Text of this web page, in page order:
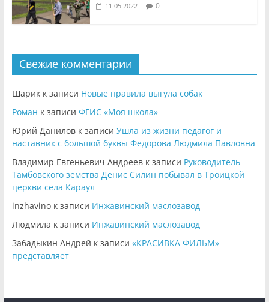
11.05.2022 0
Свежие комментарии
Шарикк записи Новые правила выгула собак
Роман к записи ФГИС «Моя школа»
Юрий Даниловк записи Ушла из жизни педагог и
наставник с большой буквы Федорова Людмила Павловна
Владимир Евгеньевич Андреевк записи Руководитель
Тамбовского земства Денис Силин побывал в Троицкой
церкви села Караул
inzhavinoк записи Инжавинский маслозавод
Людмила к записи Инжавинский маслозавод
Забадыкин Андрей к записи «КРАСИВКА ФИЛЬМ»
представляет